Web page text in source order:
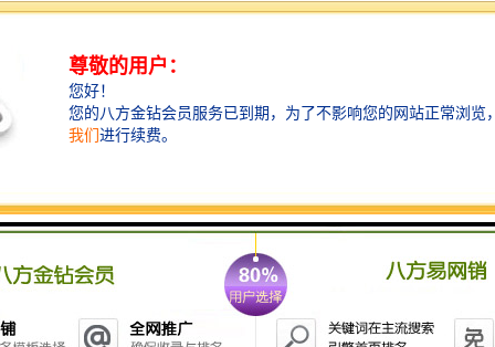
2. **小型设计**：体积小巧，便于放置在病房、诊室、
3. **安全性**：设计上考虑到医用环境的特殊需求，所
用的消毒剂应无性、无残留，确保对患者和医务人员的
安全。
据环境条件自动调整释放量，提高消毒效果。
5. **性**：能有效杀灭多种细菌、病毒和真菌，达到消
毒的目的。
使用这类设备可以帮助机构改善感染控制，降低感染的
发生率。如果有兴趣了解具体或产品，建议查看相关的